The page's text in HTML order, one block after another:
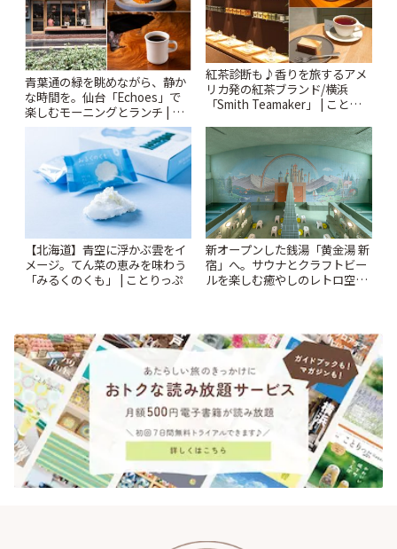
青葉通の緑を眺めながら、静か
な時間を。仙台「Echoes」で
楽しむモーニングとランチ | こ
紅茶診断も♪香りを旅するアメ
リカ発の紅茶ブランド/横浜
「Smith Teamaker」 | ことりっ
【北海道】青空に浮かぶ雲をイ
メージ。てん菜の恵みを味わう
「みるくのくも」 | ことりっぷ
新オープンした銭湯「黄金湯 新
宿」へ。サウナとクラフトビー
ルを楽しむ癒やしのレトロ空間